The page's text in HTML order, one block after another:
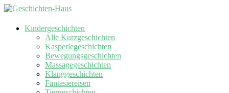
Kindergeschichten
Alle Kurzgeschichten
Kasperlegeschichten
Bewegungsgeschichten
Massagegeschichten
Klanggeschichten
Fantasiereisen